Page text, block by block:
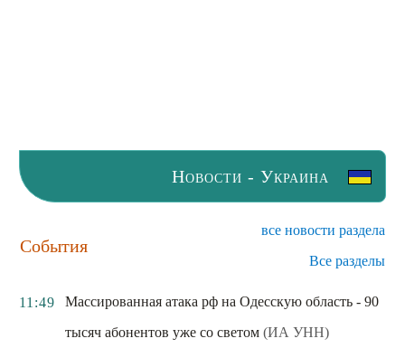
Новости - Украина
События
все новости раздела
Все разделы
11:49
Массированная атака рф на Одесскую область - 90
тысяч абонентов уже со светом (ИА УНН)